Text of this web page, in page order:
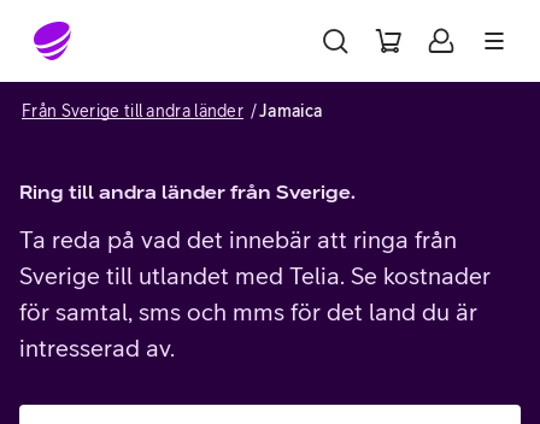
Gå till sidans innehåll
Från Sverige till andra länder Jamaica
Ring till andra länder från Sverige.
Ta reda på vad det innebär att ringa från
Sverige till utlandet med Telia. Se kostnader
för samtal, sms och mms för det land du är
intresserad av.